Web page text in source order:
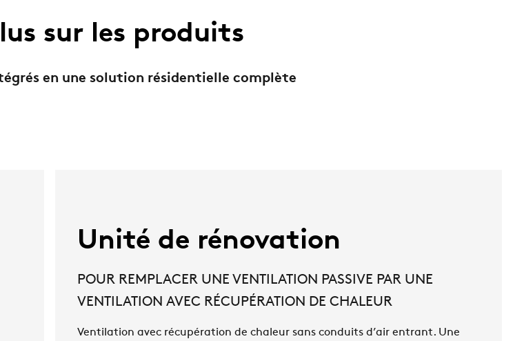
sur les produits
en une solution résidentielle complète
Unité de rénovation
POUR REMPLACER UNE VENTILATION PASSIVE PAR UNE
VENTILATION AVEC RÉCUPÉRATION DE CHALEUR
Ventilation avec récupération de chaleur sans conduits d’air entrant. Une